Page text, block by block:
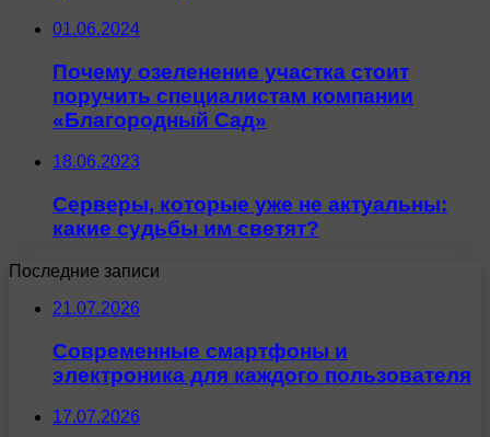
01.06.2024
Почему озеленение участка стоит
поручить специалистам компании
«Благородный Сад»
18.06.2023
Серверы, которые уже не актуальны:
какие судьбы им светят?
Последние записи
21.07.2026
Современные смартфоны и
электроника для каждого пользователя
17.07.2026